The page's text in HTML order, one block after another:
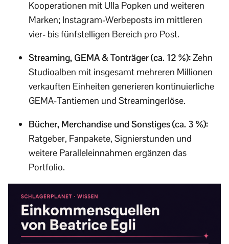
Kooperationen mit Ulla Popken und weiteren
Marken; Instagram-Werbeposts im mittleren
vier- bis fünfstelligen Bereich pro Post.
Streaming, GEMA & Tonträger (ca. 12 %):Zehn
Studioalben mit insgesamt mehreren Millionen
verkauften Einheiten generieren kontinuierliche
GEMA-Tantiemen und Streamingerlöse.
Bücher, Merchandise und Sonstiges (ca. 3 %):
Ratgeber, Fanpakete, Signierstunden und
weitere Paralleleinnahmen ergänzen das
Portfolio.